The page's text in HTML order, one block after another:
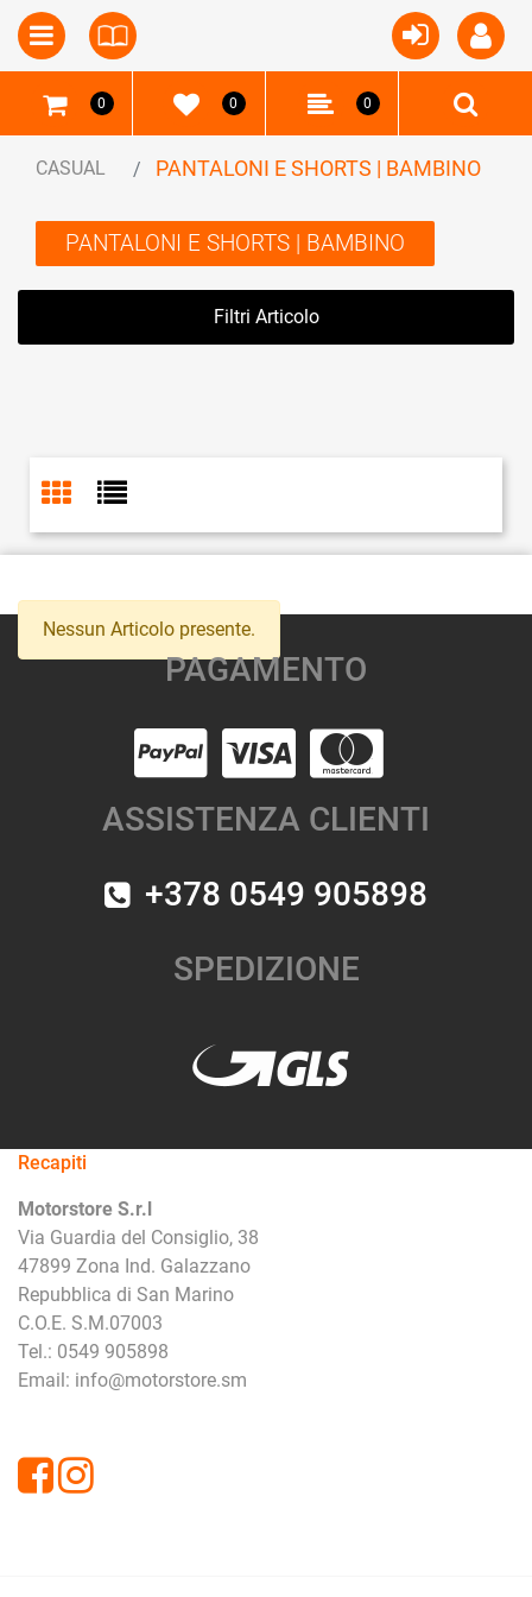
Open Open menu
0 0 0
CASUAL PANTALONI E SHORTS | BAMBINO
PANTALONI E SHORTS | BAMBINO
Filtri Articolo
Nessun Articolo presente.
PAGAMENTO
ASSISTENZA CLIENTI
+378 0549 905898
SPEDIZIONE
Recapiti
Motorstore S.r.l
Via Guardia del Consiglio, 38
47899 Zona Ind. Galazzano
Repubblica di San Marino
C.O.E. S.M.07003
Tel.: 0549 905898
Email: info@motorstore.sm
FacebookInstagram